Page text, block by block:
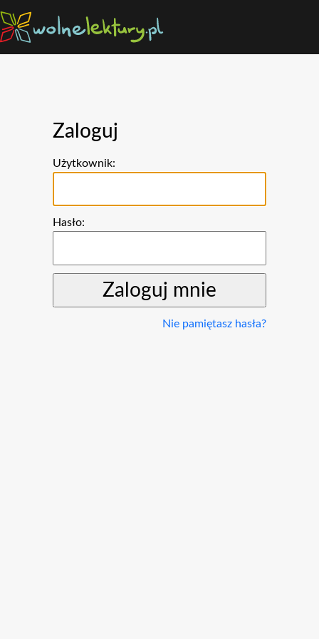
Zaloguj
Użytkownik:
Hasło:
Nie pamiętasz hasła?